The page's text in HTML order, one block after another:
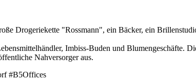
Drogeriekette "Rossmann", ein Bäcker, ein
Imbiss-Buden und Blumengeschäfte.
Nahversorger aus.
#B5Offices